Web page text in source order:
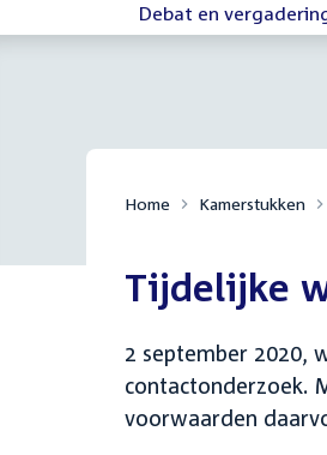
Debat en
Home Kamerstukken
Tijdelijke
2 september 2020,
contactonderzoek.
voorwaarden